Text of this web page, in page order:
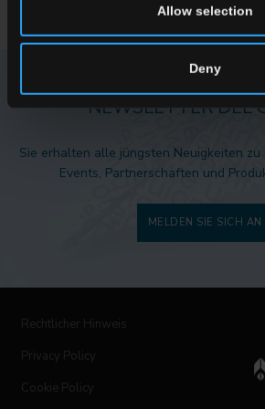
Allow selection
Deny
NEWSLETTER DEL
Sie erhalten alle jüngsten Neuigkeiten zu
Events, Partnerschaften und
MELDEN SIE SICH AN
Rechtlicher Hinweis
Privacy Policy
Cookie Policy